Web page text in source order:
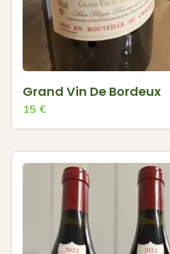
Grand Vin De Bordeux
15 €